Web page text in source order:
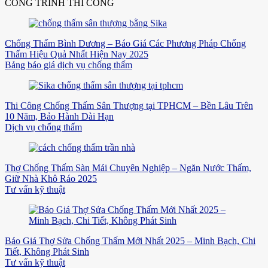
CÔNG TRÌNH THI CÔNG
Chống Thấm Bình Dương – Báo Giá Các Phương Pháp Chống
Thấm Hiệu Quả Nhất Hiện Nay 2025
Bảng báo giá dịch vụ chống thấm
Thi Công Chống Thấm Sân Thượng tại TPHCM – Bền Lâu Trên
10 Năm, Bảo Hành Dài Hạn
Dịch vụ chống thấm
Thợ Chống Thấm Sàn Mái Chuyên Nghiệp – Ngăn Nước Thấm,
Giữ Nhà Khô Ráo 2025
Tư vấn kỹ thuật
Báo Giá Thợ Sửa Chống Thấm Mới Nhất 2025 – Minh Bạch, Chi
Tiết, Không Phát Sinh
Tư vấn kỹ thuật